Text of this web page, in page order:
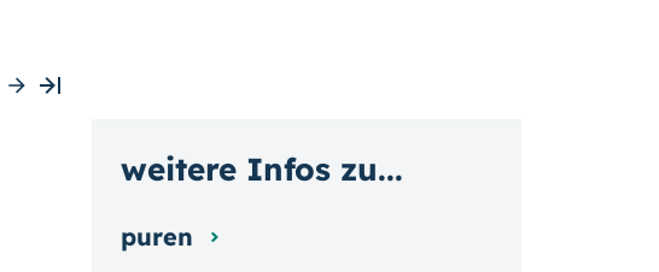
weitere Infos zu...
puren